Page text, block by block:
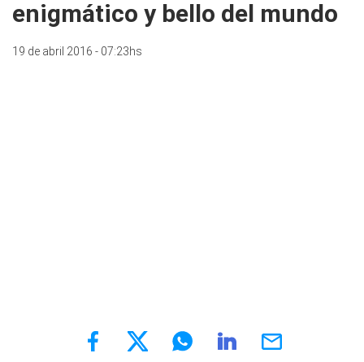
enigmático y bello del mundo
19 de abril 2016 - 07:23hs